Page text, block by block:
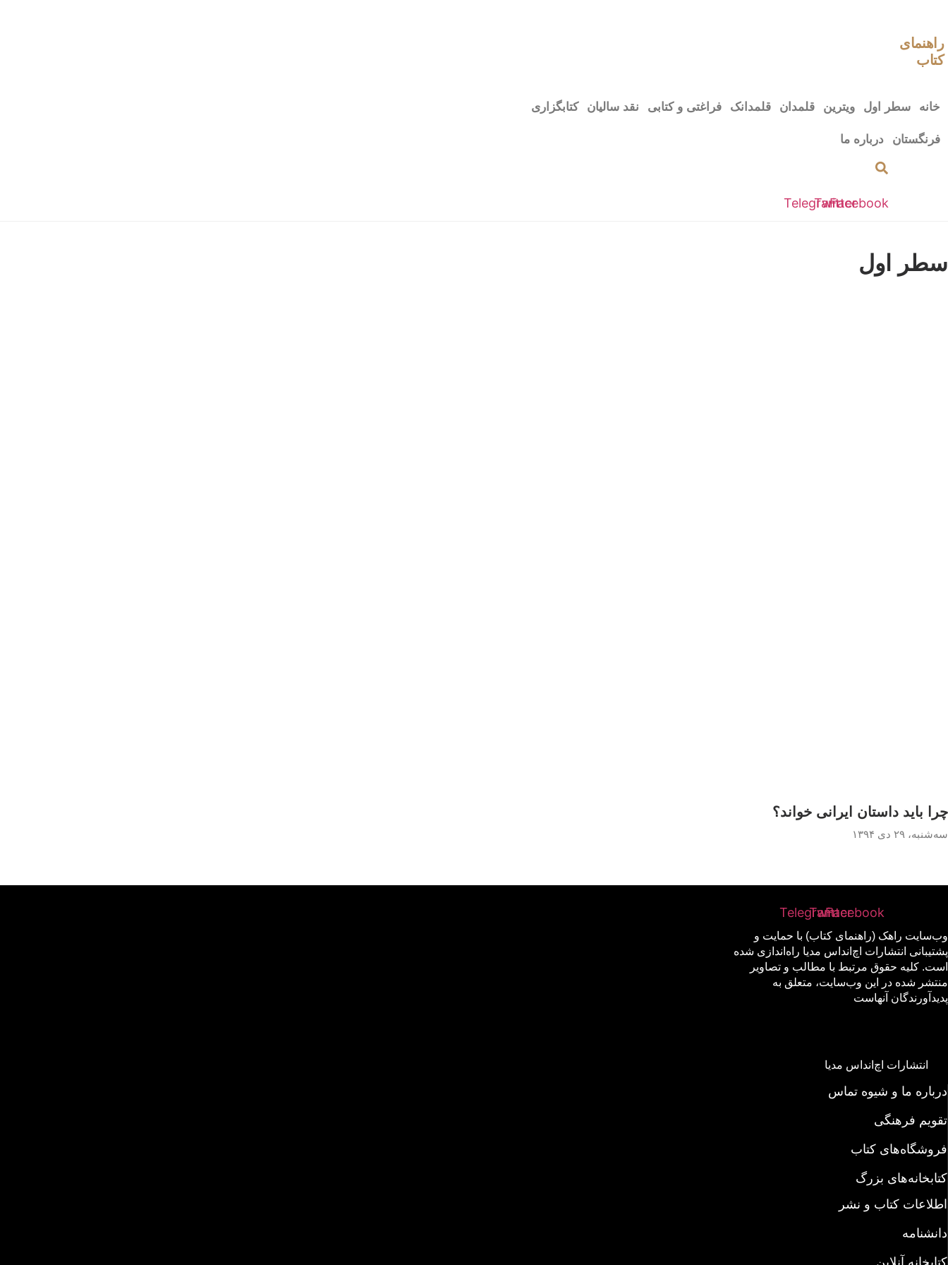
محتوا
راهنمای
کتاب
خانه سطر اول ویترین قلمدان قلمدانک فراغتی و کتابی نقد سالیان کتابگزاری
فرنگستان درباره ما
Facebook
Twitter
Telegram
سطر اول
چرا باید داستان ایرانی خواند؟
سه‌شنبه، ۲۹ دی ۱۳۹۴
Facebook
Twitter
Telegram
وب‌سایت راهک (راهنمای کتاب) با حمایت و
پشتیبانی انتشارات اچ‌اند‌اس مدیا راه‌اندازی شده
است. کلیه حقوق مرتبط با مطالب و تصاویر
منتشر شده در این وب‌سایت، متعلق به
پدیدآورندگان آنهاست
انتشارات اچ‌اند‌اس مدیا
درباره ما و شیوه تماس
تقویم فرهنگی
فروشگاه‌های کتاب
کتابخانه‌های بزرگ
اطلاعات کتاب و نشر
دانشنامه
کتابخانه آنلاین